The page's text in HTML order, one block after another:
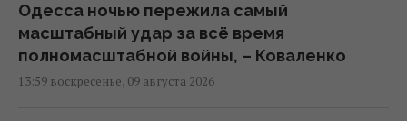
Одесса ночью пережила самый
масштабный удар за всё время
полномасштабной войны, – Коваленко
13:59 воскресенье, 09 августа 2026